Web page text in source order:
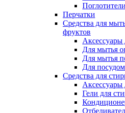
Перчатки
Средства для
фруктов
Аксессуары
Для мытья
Для мытья
Для
Средства для
Аксессуары
Гели для